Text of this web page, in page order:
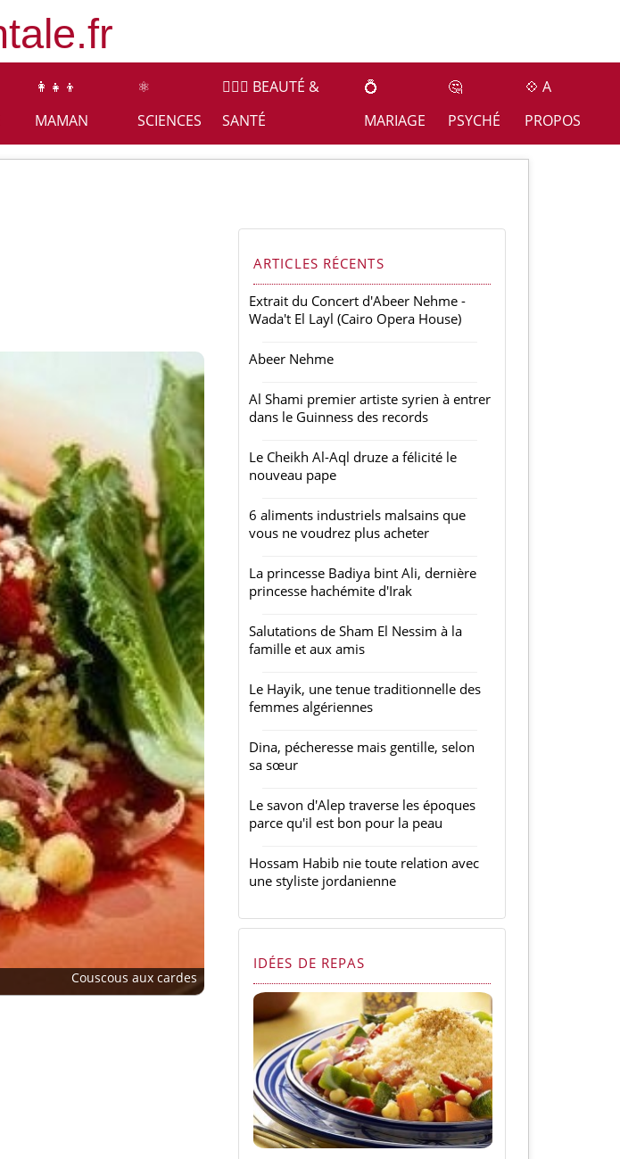
👩‍👧‍👦
MAMAN
⚛️
SCIENCES
👩🏻‍⚕️ BEAUTÉ &
SANTÉ
💍
MARIAGE
🤔
PSYCHÉ
💠 A
PROPOS
Couscous aux cardes
ARTICLES RÉCENTS
Extrait du Concert d'Abeer Nehme -
Wada't El Layl (Cairo Opera House)
Abeer Nehme
Al Shami premier artiste syrien à entrer
dans le Guinness des records
Le Cheikh Al-Aql druze a félicité le
nouveau pape
6 aliments industriels malsains que
vous ne voudrez plus acheter
La princesse Badiya bint Ali, dernière
princesse hachémite d'Irak
Salutations de Sham El Nessim à la
famille et aux amis
Le Hayik, une tenue traditionnelle des
femmes algériennes
Dina, pécheresse mais gentille, selon
sa sœur
Le savon d'Alep traverse les époques
parce qu'il est bon pour la peau
Hossam Habib nie toute relation avec
une styliste jordanienne
IDÉES DE REPAS